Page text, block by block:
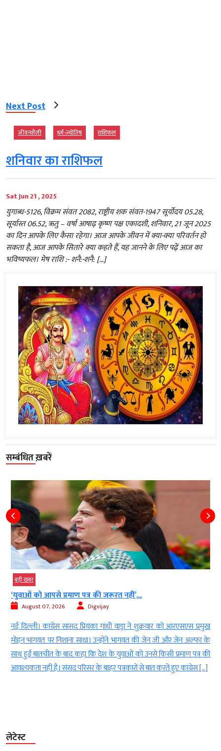
Next Post
जीवनशैली धर्म-ज्‍योतिष राशिफल
शनिवार का राशिफल
Sat Jun 21 , 2025
युगाब्ध-5126, विक्रम संवत 2082, राष्ट्रीय शक संवत-1947 सूर्योदय 05.28,
सूर्यास्त 06.52, ऋतु – वर्षा आषाढ़ कृष्ण पक्ष एकादशी, शनिवार, 21 जून 2025
का दिन आपके लिए कैसा रहेगा। आज आपके जीवन में क्या-क्या परिवर्तन हो
सकता है, आज आपके सितारे क्या कहते हैं, यह जानने के लिए पढ़ें आज का
भविष्यफल। मेष राशि :- शनै:-शनै: […]
सम्बंधित ख़बरें
बड़ी खबर
40 साल पुराने बोफोर्स घोटाले की फाइल बंद,...
August 07, 2026 Digvijay
नई दिल्ली। सुप्रीम कोर्ट ने हिंदुजा ब्रदर्स को बरी करने वाले दिल्ली हाईकोर्ट के
2005 के फैसले के खिलाफ दायर अंतिम अपील को भी खारिज कर दिया है।
इसके साथ ही भारत के सबसे चर्चित और लंबे समय तक चलने वाले भ्रष्टाचार के
मामलों में से एक बोफोर्स कांड का कानूनी अध्याय हमेशा के लिए […]
लेटेस्ट